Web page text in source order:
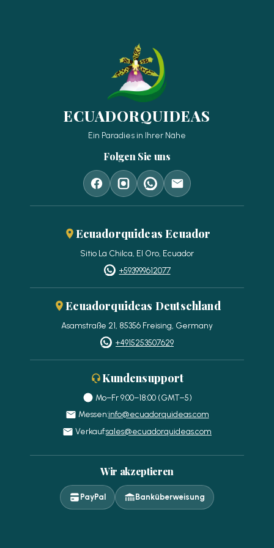
ECUADORQUIDEAS
Ein Paradies in Ihrer Nähe
Folgen Sie uns
Ecuadorquideas Ecuador
Sitio La Chilca, El Oro, Ecuador
+593999612077
Ecuadorquideas Deutschland
Asamstraße 21, 85356 Freising, Germany
+4915253507629
Kundensupport
Mo–Fr 9:00–18:00 (GMT−5)
Messen:info@ecuadorquideas.com
Verkauf:sales@ecuadorquideas.com
Wir akzeptieren
PayPal Banküberweisung